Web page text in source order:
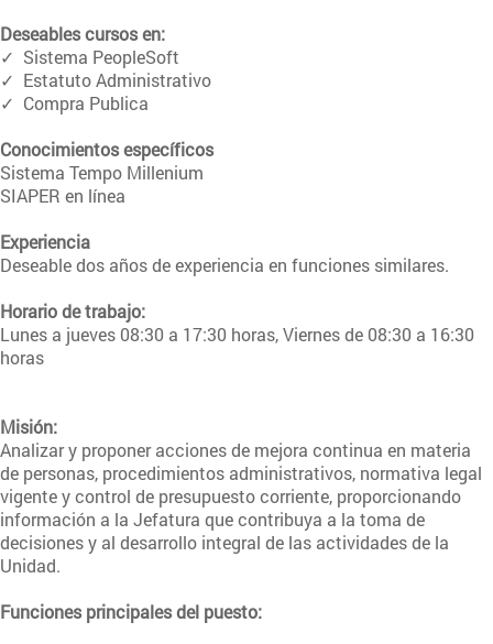
Deseables cursos en:
✓ Sistema PeopleSoft
✓ Estatuto Administrativo
✓ Compra Publica
Conocimientos específicos
Sistema Tempo Millenium
SIAPER en línea
Experiencia
Deseable dos años de experiencia en funciones similares.
Horario de trabajo:
Lunes a jueves 08:30 a 17:30 horas, Viernes de 08:30 a 16:30
horas
Misión:
Analizar y proponer acciones de mejora continua en materia
de personas, procedimientos administrativos, normativa legal
vigente y control de presupuesto corriente, proporcionando
información a la Jefatura que contribuya a la toma de
decisiones y al desarrollo integral de las actividades de la
Unidad.
Funciones principales del puesto: